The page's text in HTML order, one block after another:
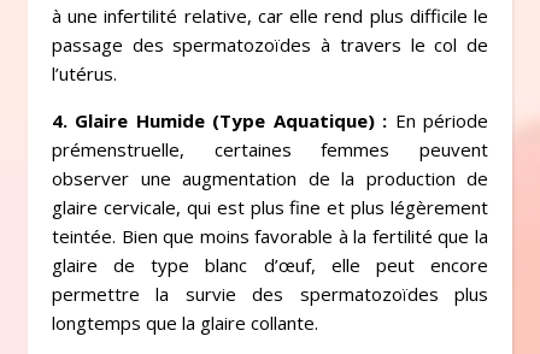
à une infertilité relative, car elle rend plus difficile le
passage des spermatozoïdes à travers le col de
l’utérus.
4. Glaire Humide (Type Aquatique) : En période
prémenstruelle, certaines femmes peuvent
observer une augmentation de la production de
glaire cervicale, qui est plus fine et plus légèrement
teintée. Bien que moins favorable à la fertilité que la
glaire de type blanc d’œuf, elle peut encore
permettre la survie des spermatozoïdes plus
longtemps que la glaire collante.